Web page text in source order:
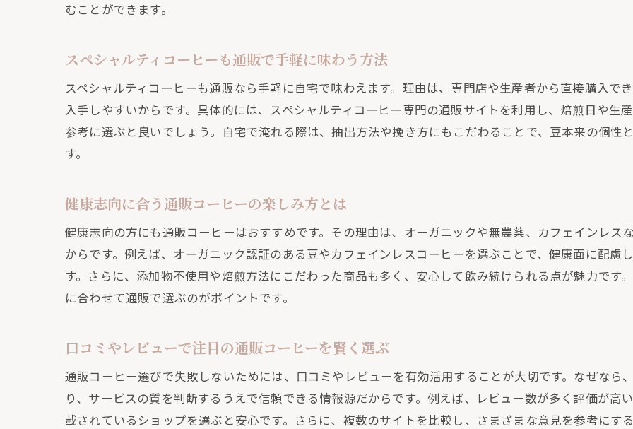
健康を考えた通販コーヒー選びのポイントと注意点
通販コーヒーで気になるカロリーや成分をチェック
無糖や低カロリー通販コーヒーの選び方ガイド
健康志向におすすめの通販コーヒー豆とは
自宅で味わうコーヒーの奥深さを通販で発見
通販で広がる自宅コーヒーの奥深い世界
通販なら産地や焙煎にこだわれる楽しみ方
スペシャルティ通販豆で味わう個性の違い
本格派も満足の通販コーヒー豆の奥深さを体験
通販なら叶う自分好みの珈琲ライフ
通販で自分好みの珈琲ライフを手に入れるコツ
むことができます。
スペシャルティコーヒーも通販で手軽に味わう方法
スペシャルティコーヒーも通販なら手軽に自宅で味わえます。理由は、専門店や生産者から直接購入で
入手しやすいからです。具体的には、スペシャルティコーヒー専門の通販サイトを利用し、焙煎日や生
参考に選ぶと良いでしょう。自宅で淹れる際は、抽出方法や挽き方にもこだわることで、豆本来の個性
す。
健康志向に合う通販コーヒーの楽しみ方とは
健康志向の方にも通販コーヒーはおすすめです。その理由は、オーガニックや無農薬、カフェインレス
からです。例えば、オーガニック認証のある豆やカフェインレスコーヒーを選ぶことで、健康面に配慮
す。さらに、添加物不使用や焙煎方法にこだわった商品も多く、安心して飲み続けられる点が魅力です
に合わせて通販で選ぶのがポイントです。
口コミやレビューで注目の通販コーヒーを賢く選ぶ
通販コーヒー選びで失敗しないためには、口コミやレビューを有効活用することが大切です。なぜなら
り、サービスの質を判断するうえで信頼できる情報源だからです。例えば、レビュー数が多く評価が高
載されているショップを選ぶと安心です。さらに、複数のサイトを比較し、さまざまな意見を参考にす